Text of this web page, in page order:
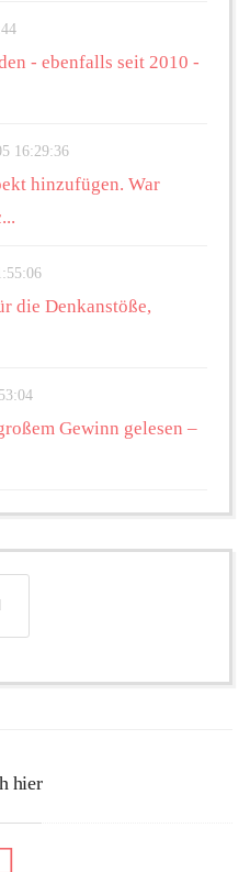
- ebenfalls seit 2010 -
16:29:36
hinzufügen. War
die Denkanstöße,
Gewinn gelesen –
hier